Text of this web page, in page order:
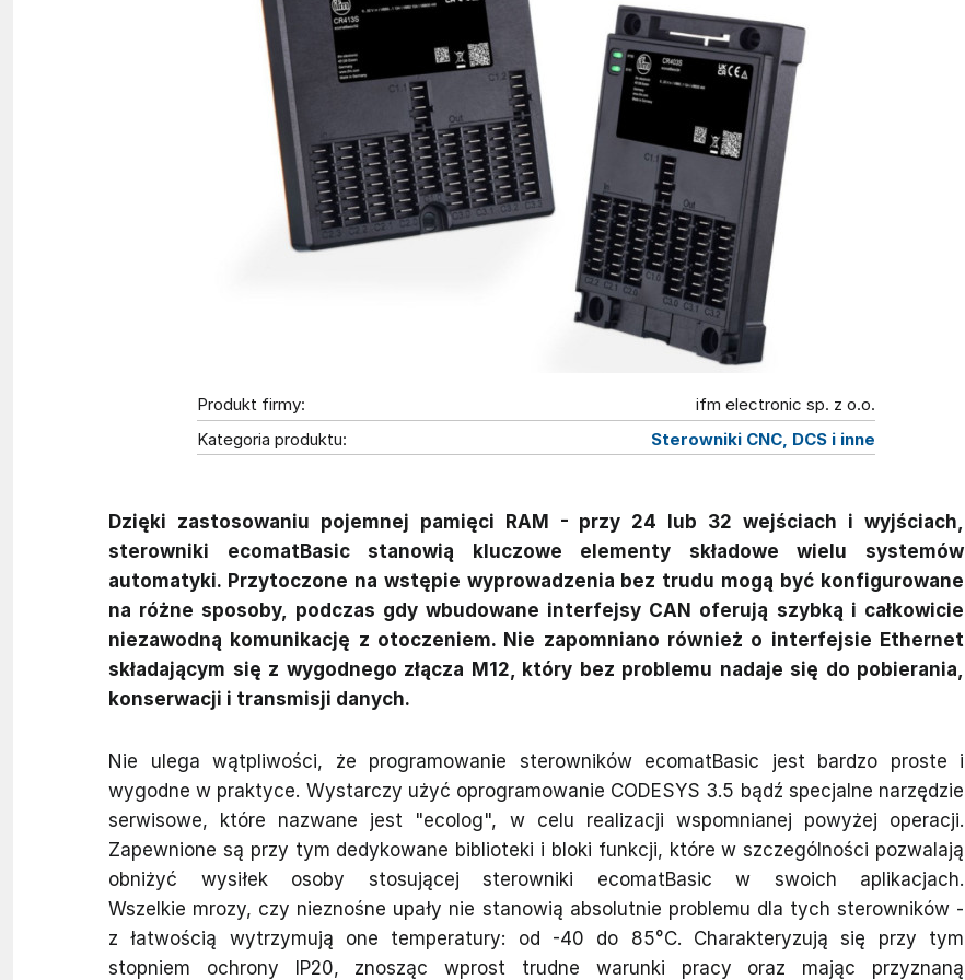
Produkt firmy:
ifm electronic sp. z o.o.
Kategoria produktu:
Sterowniki CNC, DCS i inne
Dzięki zastosowaniu pojemnej pamięci RAM - przy 24 lub 32 wejściach i wyjściach,
sterowniki ecomatBasic stanowią kluczowe elementy składowe wielu systemów
automatyki. Przytoczone na wstępie wyprowadzenia bez trudu mogą być konfigurowane
na różne sposoby, podczas gdy wbudowane interfejsy CAN oferują szybką i całkowicie
niezawodną komunikację z otoczeniem. Nie zapomniano również o interfejsie Ethernet
składającym się z wygodnego złącza M12, który bez problemu nadaje się do pobierania,
konserwacji i transmisji danych.
Nie ulega wątpliwości, że programowanie sterowników ecomatBasic jest bardzo proste i
wygodne w praktyce. Wystarczy użyć oprogramowanie CODESYS 3.5 bądź specjalne narzędzie
serwisowe, które nazwane jest "ecolog", w celu realizacji wspomnianej powyżej operacji.
Zapewnione są przy tym dedykowane biblioteki i bloki funkcji, które w szczególności pozwalają
obniżyć wysiłek osoby stosującej sterowniki ecomatBasic w swoich aplikacjach.
Wszelkie mrozy, czy nieznośne upały nie stanowią absolutnie problemu dla tych sterowników -
z łatwością wytrzymują one temperatury: od -40 do 85°C. Charakteryzują się przy tym
stopniem ochrony IP20, znosząc wprost trudne warunki pracy oraz mając przyznaną